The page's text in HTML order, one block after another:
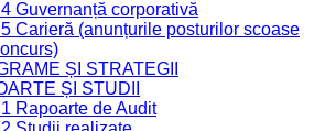
Guvernanță corporativă
Carieră (anunțurile posturilor scoase
ȘI STRATEGII
ȘI STUDII
Rapoarte de Audit